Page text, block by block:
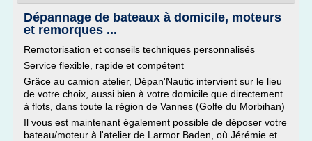
Dépannage de bateaux à domicile, moteurs
et remorques ...
Remotorisation et conseils techniques personnalisés
Service flexible, rapide et compétent
Grâce au camion atelier, Dépan'Nautic intervient sur le lieu
de votre choix, aussi bien à votre domicile que directement
à flots, dans toute la région de Vannes (Golfe du Morbihan)
Il vous est maintenant également possible de déposer votre
bateau/moteur à l'atelier de Larmor Baden, où Jérémie et